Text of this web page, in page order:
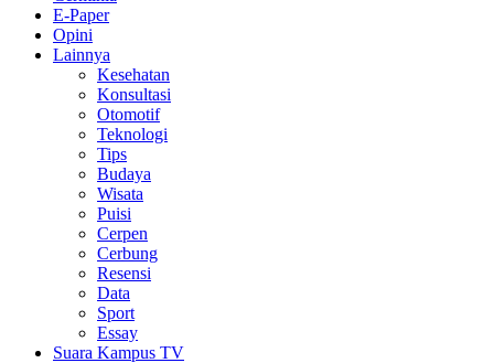
E-Paper
Opini
Lainnya
Kesehatan
Konsultasi
Otomotif
Teknologi
Tips
Budaya
Wisata
Puisi
Cerpen
Cerbung
Resensi
Data
Sport
Essay
Suara Kampus TV